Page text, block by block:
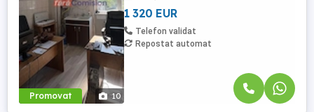
Promovat 10
sanitare, se ...
1 320 EUR
Telefon validat
Repostat automat